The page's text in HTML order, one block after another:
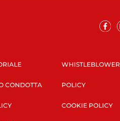
CONDOTTA
WHISTLEBLOWER
POLICY
COOKIE POLICY